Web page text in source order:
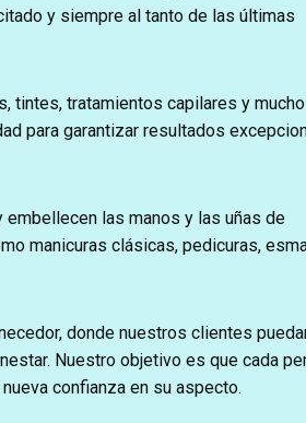
y siempre al tanto de las últimas
tintes, tratamientos capilares y
para garantizar resultados
las manos y las uñas de
manicuras clásicas, pedicuras,
donde nuestros clientes
Nuestro objetivo es que cada
confianza en su aspecto.